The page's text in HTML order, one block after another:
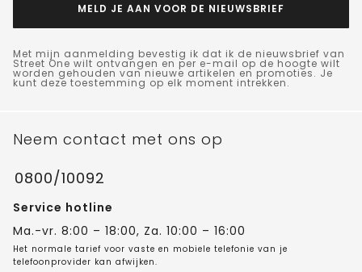
MELD JE AAN VOOR DE NIEUWSBRIEF
Met mijn aanmelding bevestig ik dat ik de nieuwsbrief van
Street One wilt ontvangen en per e-mail op de hoogte wilt
worden gehouden van nieuwe artikelen en promoties. Je
kunt deze toestemming op elk moment intrekken.
Neem contact met ons op
0800/10092
Service hotline
Ma.-vr. 8:00 – 18:00, Za. 10:00 – 16:00
Het normale tarief voor vaste en mobiele telefonie van je
telefoonprovider kan afwijken.